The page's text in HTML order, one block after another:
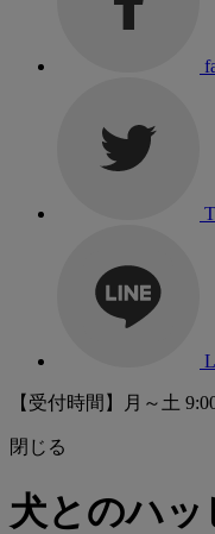
【受付時間】月～土
閉じる
犬とのハ